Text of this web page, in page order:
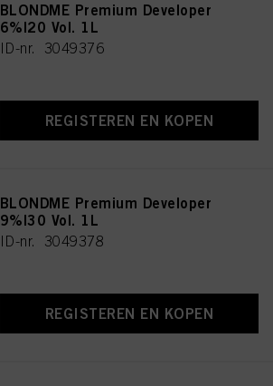
BLONDME Premium Developer
6%|20 Vol. 1L
ID-nr. 3049376
REGISTEREN EN KOPEN
BLONDME Premium Developer
9%|30 Vol. 1L
ID-nr. 3049378
REGISTEREN EN KOPEN